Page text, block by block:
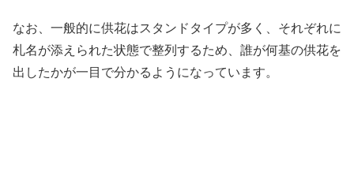
なお、一般的に供花はスタンドタイプが多く、それぞれに
札名が添えられた状態で整列するため、誰が何基の供花を
出したかが一目で分かるようになっています。